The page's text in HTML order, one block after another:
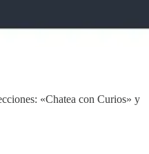
«Chatea con Curios» y